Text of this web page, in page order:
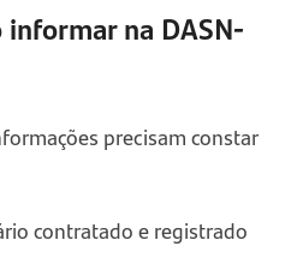
na DASN-
precisam constar
contratado e registrado